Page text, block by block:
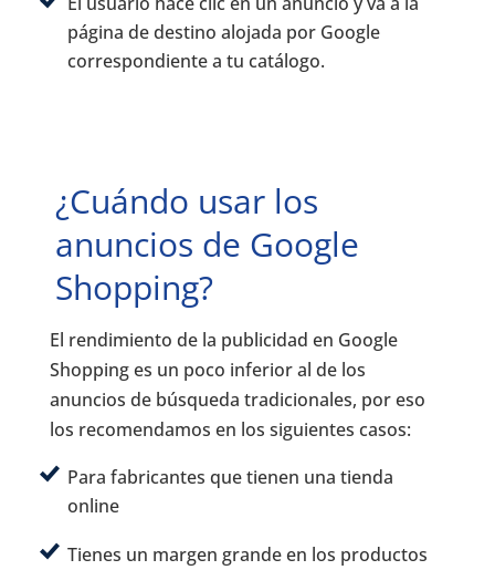
página de destino alojada por Google
correspondiente a tu catálogo.
¿Cuándo usar los
anuncios de Google
Shopping?
El rendimiento de la publicidad en Google
Shopping es un poco inferior al de los
anuncios de búsqueda tradicionales, por eso
los recomendamos en los siguientes casos:
Para fabricantes que tienen una tienda
online
Tienes un margen grande en los productos